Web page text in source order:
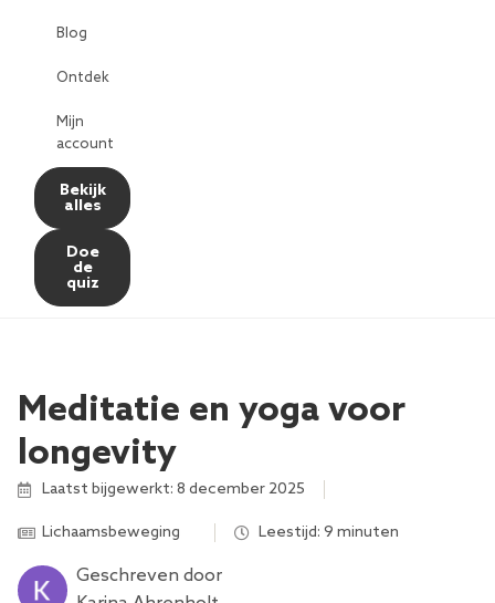
Blog
Ontdek
Mijn
account
Bekijk
alles
Doe
de
quiz
Meditatie en yoga voor
longevity
Laatst bijgewerkt: 8 december 2025
Lichaamsbeweging Leestijd: 9 minuten
Geschreven door